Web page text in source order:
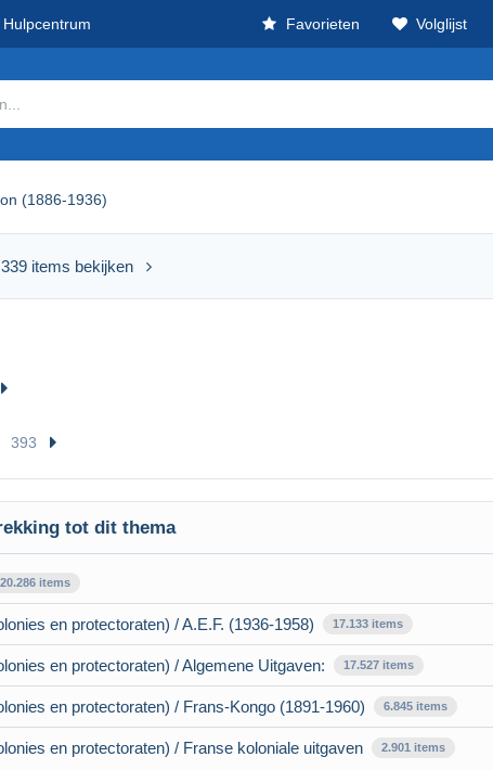
Hulpcentrum Favorieten Volglijst
(1886-1936)
items bekijken
393
tot dit thema
20.286 items
en protectoraten) / A.E.F. (1936-1958) 17.133 items
en protectoraten) / Algemene Uitgaven: 17.527 items
en protectoraten) / Frans-Kongo (1891-1960) 6.845 items
en protectoraten) / Franse koloniale uitgaven 2.901 items